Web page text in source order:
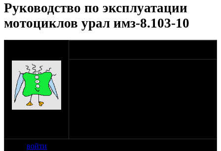
Руководство по эксплуатации
мотоциклов урал имз-8.103-10
войти